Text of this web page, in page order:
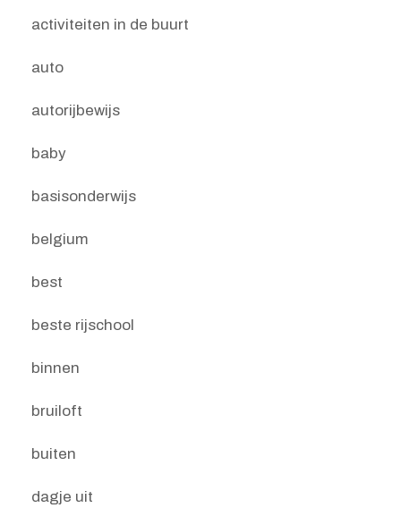
activiteiten in de buurt
auto
autorijbewijs
baby
basisonderwijs
belgium
best
beste rijschool
binnen
bruiloft
buiten
dagje uit